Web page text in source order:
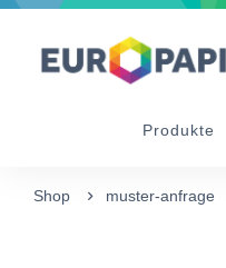
Table Of Content
Produkte
Shop muster-anfrage